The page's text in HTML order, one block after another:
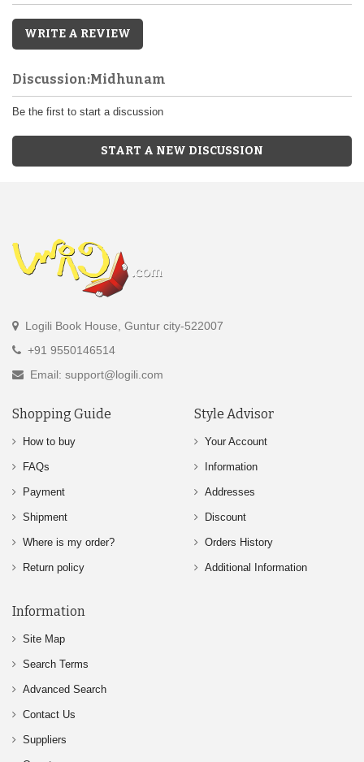
WRITE A REVIEW
Discussion:Midhunam
Be the first to start a discussion
START A NEW DISCUSSION
Logili Book House, Guntur city-522007
+91 9550146514
Email: support@logili.com
Shopping Guide
How to buy
FAQs
Payment
Shipment
Where is my order?
Return policy
Style Advisor
Your Account
Information
Addresses
Discount
Orders History
Additional Information
Information
Site Map
Search Terms
Advanced Search
Contact Us
Suppliers